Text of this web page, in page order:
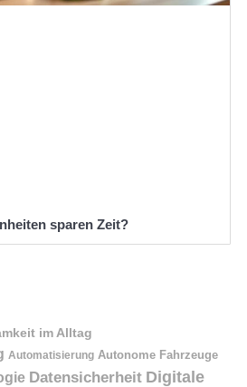
sparen Zeit?
im Alltag
Automatisierung Autonome Fahrzeuge
Datensicherheit Digitale